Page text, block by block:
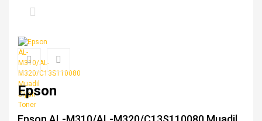
Epson